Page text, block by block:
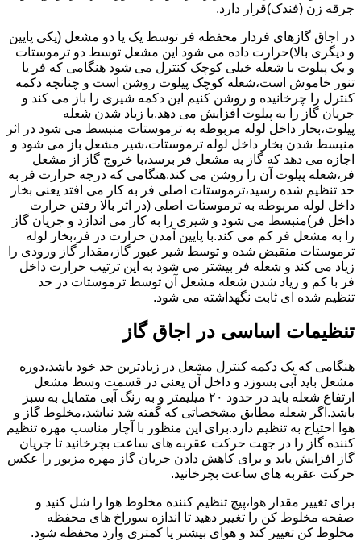
جرقه زن (فندک)قرار دارد.
در اجاق گازهای فردار محفظه فر توسط یک یا دو مشعل (یکی پایین
و دیگری بالا)حرارت داده می شود این مشعل توسط دو ترموستات
و یک پیلوت با شعله خیلی کوچک کنترل می شود هنگامی که فر یا
تنور خاموش است،شعله کوچک پیلوت روشن است و چنانچه دکمه
کنترل را چرخانیده و روشن کنیم این دکمه شیری را باز می کند و
جریان گاز را به پیلوت افزایش می دهد.با زیاد شدن شعله
پیلوت،بخار داخل لوله مربوطه به ترموستات منبسط می شود در اثر
منبسط شدن بخار داخل لوله ترموستات،شیر مشعل باز می شود و
اجازه می دهد که گاز به مشعل فر برسد،با خروج گاز از مشعل
فر،شعله پیلوت آن را روشن می کند.هنگامی که درجه حرارت فر به
حد تنظیم شده رسید،ترموستات اصلی فر به کار می افتد یعنی بخار
داخل لوله مربوطه به ترموستات اصلی (در اثر بالا رفتن حرارت
داخل فر)منبسط می شود و شیری را به کار می اندازد و جریان گاز
را به مشعل فر کم می کند.با پایین آمدن حرارت در فر،بخار لوله
ترموستات منقبض شده و توسط شیر عبور گاز،مقدار گاز ورودی را
زیاد می کند و شعله فر بیشتر می شود به این ترتیب حرارت داخل
فر با کم و زیاد شدن شعله مشعل آن توسط ترموستات در حد
تنظیم شده ای ثابت نگهداشته می شود.
تنظیمات اساسی در اجاق گاز
هنگامی که یک دکمه کنترل مشعل در زیادترین حد خود باشد،دوره
مشعل باید آبی بسوزد و داخل آن یعنی در قسمت وسط مشعل
ارتفاع شعله باید در حدود ۲۰ میلیمتر و به رنگ آبی متمایل به سبز
باشد.اگر شعله مطابق مشخصاتی که گفته شد نباشد،مخلوط گاز و
هوا احتیاج به تنظیم دارد.برای این منظور با آچار مناسب مهره تنظیم
کننده گاز را در جهت حرکت عقربه های ساعت بچرخانید تا جریان
گاز افزایش یابد و برای کاهش دادن جریان گاز مهره مزبور را عکس
حرکت عقربه های ساعت بچرخانید.
برای تغییر مقدار هوا،پیچ تنظیم کننده مخلوط هوا را شل کنید و
صفحه مخلوط کن را تغییر دهید تا اندازه سوراخ های محفظه
مخلوط کن تغییر کند و هوای بیشتر یا کمتری وارد محفظه شود.